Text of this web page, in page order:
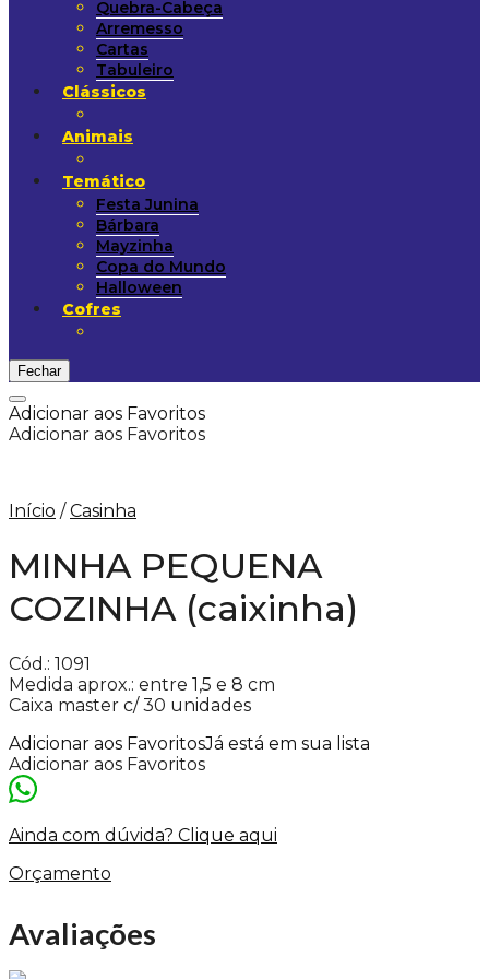
Quebra-Cabeça
Arremesso
Cartas
Tabuleiro
Clássicos
Animais
Temático
Festa Junina
Bárbara
Mayzinha
Copa do Mundo
Halloween
Cofres
Fechar
Adicionar aos Favoritos
Adicionar aos Favoritos
Início / Casinha
MINHA PEQUENA
COZINHA (caixinha)
Cód.: 1091
Medida aprox.: entre 1,5 e 8 cm
Caixa master c/ 30 unidades
Adicionar aos FavoritosJá está em sua lista
Adicionar aos Favoritos
Ainda com dúvida? Clique aqui
Orçamento
Avaliações